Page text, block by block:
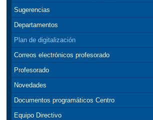
Sugerencias
Departamentos
Plan de digitalización
Correos electrónicos profesorado
Profesorado
Novedades
Documentos programáticos Centro
Equipo Directivo